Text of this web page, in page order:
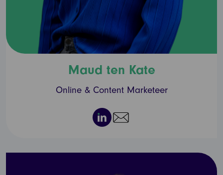
Maud ten Kate
Online & Content Marketeer